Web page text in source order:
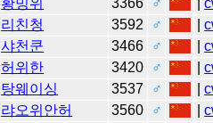
리친청 3592 ♂ |
샤천쿤 3466 ♂ |
허위한 3420 ♂ |
탕웨이싱 3537 ♂ |
랴오위안허 3560 ♂ |